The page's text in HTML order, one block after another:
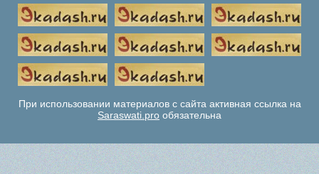
При использовании материалов с сайта активная ссылка на
Saraswati.pro обязательна